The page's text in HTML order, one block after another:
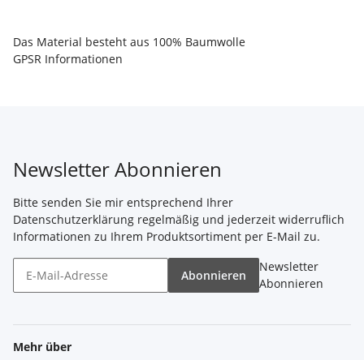
Das Material besteht aus 100% Baumwolle
GPSR Informationen
Newsletter Abonnieren
Bitte senden Sie mir entsprechend Ihrer
Datenschutzerklärung regelmäßig und jederzeit widerruflich
Informationen zu Ihrem Produktsortiment per E-Mail zu.
Abonnieren
Newsletter
Abonnieren
Mehr über